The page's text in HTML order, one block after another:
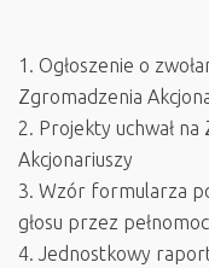
1. Ogłoszenie o
Zgromadzenia
2. Projekty uchwał
Akcjonariuszy
3. Wzór formularza
głosu przez
4. Jednostkowy